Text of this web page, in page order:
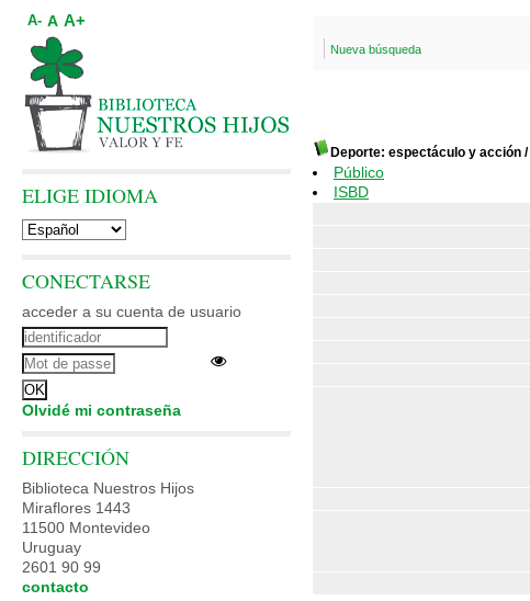
Nueva búsqueda
Deporte: espectáculo y acción /
Público
ISBD
A- A A+
ELIGE IDIOMA
CONECTARSE
acceder a su cuenta de usuario
Olvidé mi contraseña
DIRECCIÓN
Biblioteca Nuestros Hijos
Miraflores 1443
11500 Montevideo
Uruguay
2601 90 99
contacto